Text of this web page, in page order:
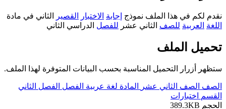
نقدم لكم في هذا الملف نموذج إجابة الاختبار القصير
الثاني في مادة
اللغة
العربية للصفالثاني عشر للفصلالدراسي الثاني
تحميل الملف
ستظهر أزرار التحميل المناسبة بحسب البيانات المتوفرة لهذا الملف.
الصف الصف الثاني عشر المادة لغة عربية الفصل
الفصل الثاني
القسم
اختبارات
الحجم 389.3KB